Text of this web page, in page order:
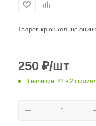
Талреп крюк-кольцо
250 ₽/шт
В наличии: 22 в 2